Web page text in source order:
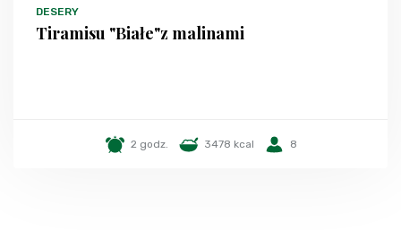
DESERY
Tiramisu "Białe"z malinami
2 godz. 3478 kcal 8